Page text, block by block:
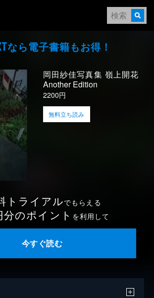
なら電⼦書籍もお得！
岡田紗佳写真集 嶺上開花
Another Edition
2200円
無料立ち読み
トライアルでもらえる
分のポイント を利用して
今すぐ読む